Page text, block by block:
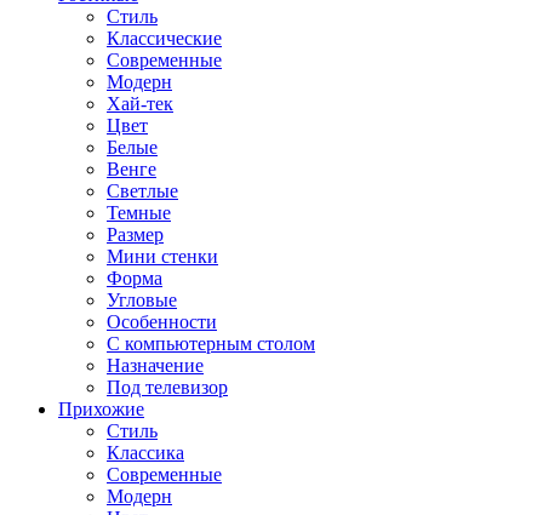
Стиль
Классические
Современные
Модерн
Хай-тек
Цвет
Белые
Венге
Светлые
Темные
Размер
Мини стенки
Форма
Угловые
Особенности
С компьютерным столом
Назначение
Под телевизор
Прихожие
Стиль
Классика
Современные
Модерн